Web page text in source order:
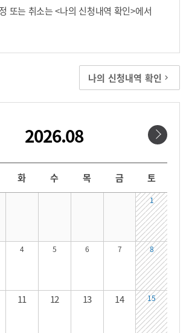
또는 취소는 <나의 신청내역 확인>에서
나의 신청내역 확인
2026.08
화 수 목 금 토
1
4 5 6 7 8
11 12 13 14 15